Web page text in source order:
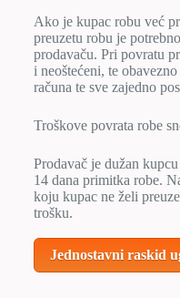
Ako je kupac robu već
preuzetu robu je
prodavaču. Pri povratu
i neoštećeni, te
računa te sve zajedno
Troškove povrata robe
Prodavač je dužan
14 dana primitka robe.
koju kupac ne želi
trošku.
Jednostavni raskid